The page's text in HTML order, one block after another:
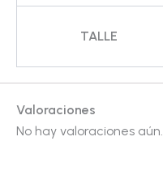
TALLE
Valoraciones
No hay valoraciones aún.